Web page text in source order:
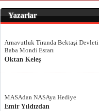
Yazarlar
Arnavutluk Tiranda Bektaşi Devleti
Baba Mondi Esrarı
Oktan Keleş
MASAdan NASAya Hediye
Emir Yıldızdan